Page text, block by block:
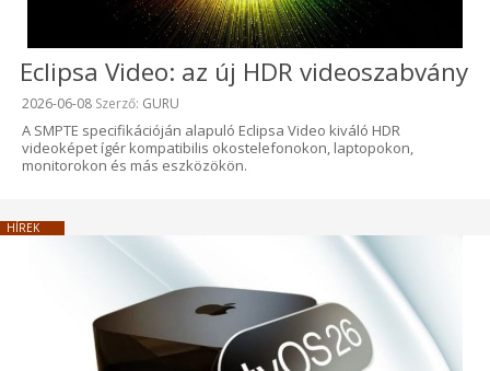
Eclipsa Video: az új HDR videoszabvány
Beküldve:
2026-06-08 Szerző: GURU
A SMPTE specifikációján alapuló Eclipsa Video kiváló HDR
videoképet ígér kompatibilis okostelefonokon, laptopokon,
monitorokon és más eszközökön.
HÍREK